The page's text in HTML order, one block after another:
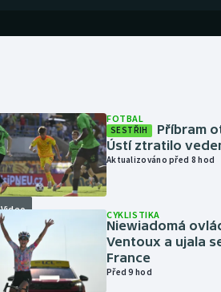
Video
FOTBAL
SESTŘIH
Příbram
Ústí ztratilo
Aktualizováno před 8 hod
CYKLISTIKA
Niewiadomá
Ventoux a ujala
France
Před 9 hod